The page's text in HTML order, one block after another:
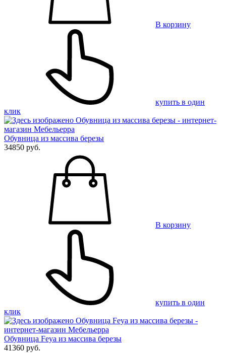
В корзину
купить в один
клик
Обувница из массива березы
34850 руб.
В корзину
купить в один
клик
Обувница Feya из массива березы
41360 руб.